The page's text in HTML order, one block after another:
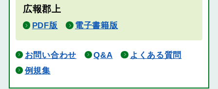
広報郡上
PDF版 電子書籍版
お問い合わせ Q&A
よくある質問
例規集